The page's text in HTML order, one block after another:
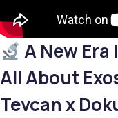
A New
All About
Tevcan x